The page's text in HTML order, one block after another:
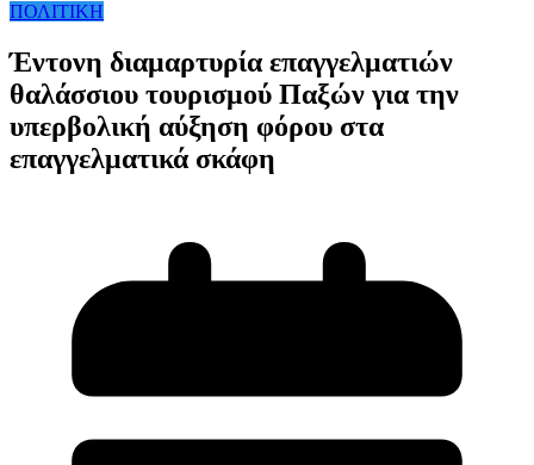
ΠΟΛΙΤΙΚΗ
Έντονη διαμαρτυρία επαγγελματιών
θαλάσσιου τουρισμού Παξών για την
υπερβολική αύξηση φόρου στα
επαγγελματικά σκάφη